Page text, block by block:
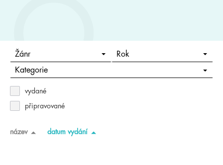
Žánr Rok
Kategorie
vydané
připravované
název datum vydání